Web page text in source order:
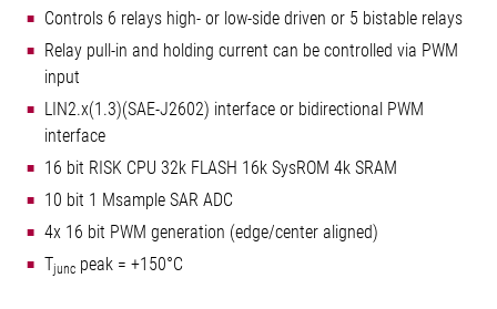
Controls 6 relays high- or low-side driven or 5 bistable relays
Relay pull-in and holding current can be controlled via PWM
input
LIN2.x(1.3)(SAE-J2602) interface or bidirectional PWM
interface
16 bit RISK CPU 32k FLASH 16k SysROM 4k SRAM
10 bit 1 Msample SAR ADC
4x 16 bit PWM generation (edge/center aligned)
Tjunc peak = +150°C